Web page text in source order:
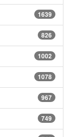
1639
826
1002
1078
967
749